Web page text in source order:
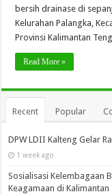
bersih drainase di
Kelurahan Palangka,
Provinsi Kalimantan
Read More »
Recent Popular
DPW LDII Kalteng Gelar
1 week ago
Sosialisasi Kelembagaan
Keagamaan di Kalimantan